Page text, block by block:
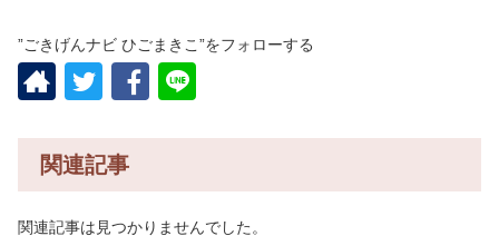
”ごきげんナビ ひごまきこ”をフォローする
関連記事
関連記事は見つかりませんでした。